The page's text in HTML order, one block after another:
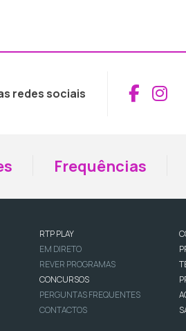
redes sociais
Frequências
RTP PLAY
EM DIRETO
REVER PROGRAMAS
CONCURSOS
PERGUNTAS FREQUENTES
CONTACTOS